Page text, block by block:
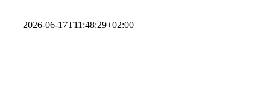
2026-06-17T11:48:29+02:00